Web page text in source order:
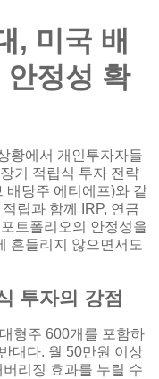
, 미국 배
안정성 확
황에서 개인투자자들
기 적립식 투자 전략
배당주 에티에프)와 같
립과 함께 IRP, 연금
트폴리오의 안정성을
흔들리지 않으면서도
투자의 강점
형주 600개를 포함하
대다. 월 50만원 이상
리징 효과를 누릴 수